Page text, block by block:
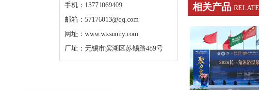
手机：13771069409
邮箱： 57176013@qq.com
网址： www.wxsunny.com
厂址：无锡市滨湖区苏锡路489号
相关产品